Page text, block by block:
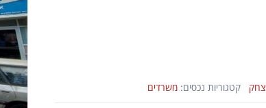
קטגוריות נכסים: משרדים